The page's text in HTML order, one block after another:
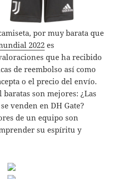
por muy barata que
2022 es
que ha recibido
de reembolso así como
o el precio del envío.
son mejores: ¿Las
venden en DH Gate?
de un equipo son
su espíritu y